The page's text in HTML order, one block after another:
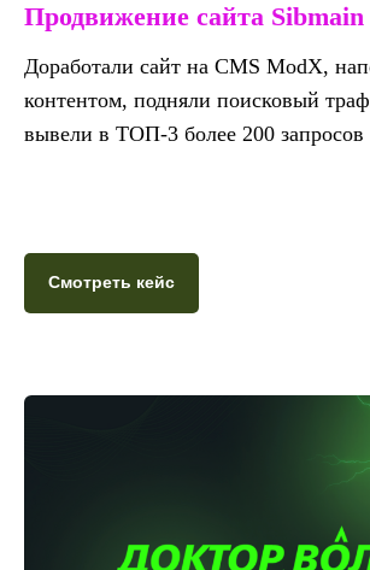
Продвижение сайта Sibmain
Доработали сайт на CMS ModX,
контентом, подняли поисковый
вывели в ТОП-3 более 200 запросов
Смотреть кейс